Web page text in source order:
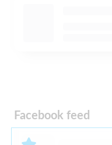
Facebook feed